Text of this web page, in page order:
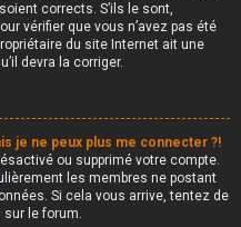
corrects. S’ils le sont,
vérifier que vous n’avez pas été
du site Internet ait une
devra la corriger.
je ne peux plus me connecter ?!
ou supprimé votre compte.
les membres ne postant
Si cela vous arrive, tentez de
le forum.